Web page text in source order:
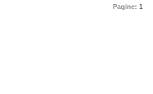
Pagine: 1